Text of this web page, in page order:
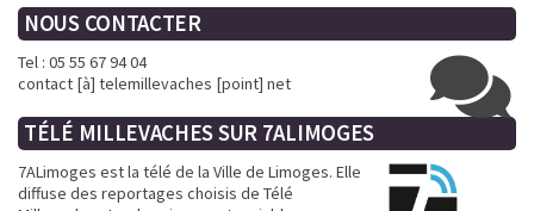
NOUS CONTACTER
Tel : 05 55 67 94 04
contact [à] telemillevaches [point] net
TÉLÉ MILLEVACHES SUR 7ALIMOGES
7ALimoges est la télé de la Ville de Limoges. Elle
diffuse des reportages choisis de Télé